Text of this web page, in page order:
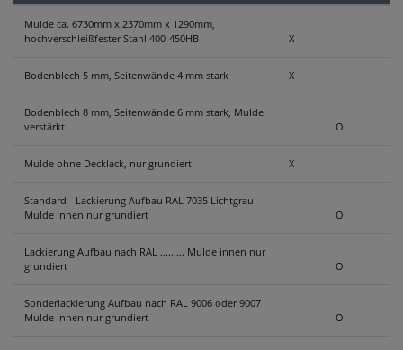
Mulde ca. 6730mm x 2370mm x 1290mm,
hochverschleißfester Stahl 400-450HB
X
Bodenblech 5 mm, Seitenwände 4 mm stark X
Bodenblech 8 mm, Seitenwände 6 mm stark, Mulde
verstärkt
O
Mulde ohne Decklack, nur grundiert X
Standard - Lackierung Aufbau RAL 7035 Lichtgrau
Mulde innen nur grundiert
O
Lackierung Aufbau nach RAL ......... Mulde innen nur
grundiert
O
Sonderlackierung Aufbau nach RAL 9006 oder 9007
Mulde innen nur grundiert
O